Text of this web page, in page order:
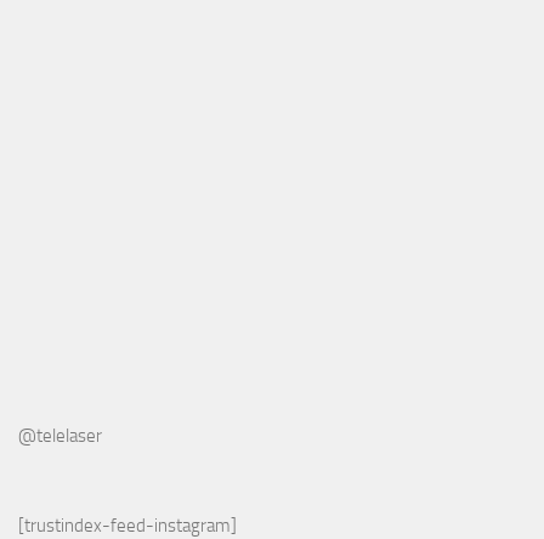
@telelaser
[trustindex-feed-instagram]